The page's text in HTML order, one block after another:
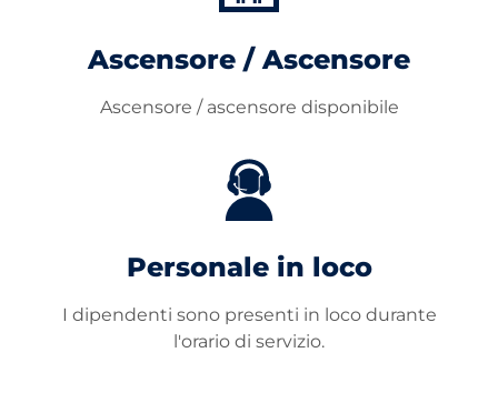
Ascensore / Ascensore
Ascensore / ascensore disponibile
Personale in loco
I dipendenti sono presenti in loco durante
l'orario di servizio.